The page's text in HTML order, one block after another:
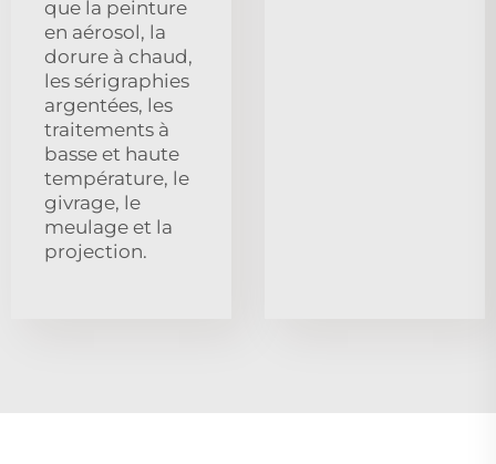
que la peinture
en aérosol, la
dorure à chaud,
les sérigraphies
argentées, les
traitements à
basse et haute
température, le
givrage, le
meulage et la
projection.